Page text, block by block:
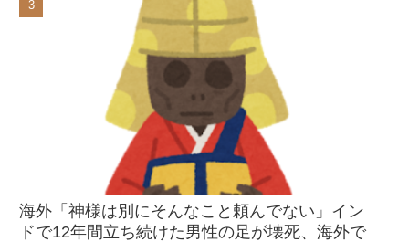
海外「神様は別にそんなこと頼んでない」イン
ドで12年間立ち続けた男性の足が壊死、海外で